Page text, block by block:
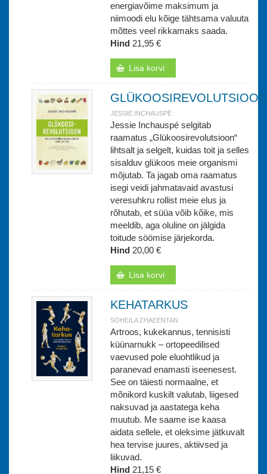
energiavõime maksimum ja
niimoodi elu kõige tähtsama valuuta
mõttes veel rikkamaks saada.
Hind 21,95 €
Lisa korvi
GLÜKOOSIREVOLUTSIOON
JESSIE INCHAUSPÉ
Jessie Inchauspé selgitab
raamatus „Glükoosirevolutsioon“
lihtsalt ja selgelt, kuidas toit ja selles
sisalduv glükoos meie organismi
mõjutab. Ta jagab oma raamatus
isegi veidi jahmatavaid avastusi
veresuhkru rollist meie elus ja
rõhutab, et süüa võib kõike, mis
meeldib, aga oluline on jälgida
toitude söömise järjekorda.
Hind 20,00 €
Lisa korvi
KEHATARKUS
SOHEILA ZHAEENTAN
Artroos, kukekannus, tennisisti
küünarnukk – ortopeedilised
vaevused pole eluohtlikud ja
paranevad enamasti iseenesest.
See on täiesti normaalne, et
mõnikord kuskilt valutab, liigesed
naksuvad ja aastatega keha
muutub. Me saame ise kaasa
aidata sellele, et oleksime jätkuvalt
hea tervise juures, aktiivsed ja
liikuvad.
Hind 21,15 €